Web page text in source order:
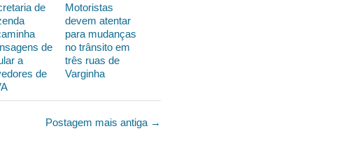
de
de
a
de
Motoristas
devem atentar
para mudanças
no trânsito em
três ruas de
Varginha
Postagem mais antiga →